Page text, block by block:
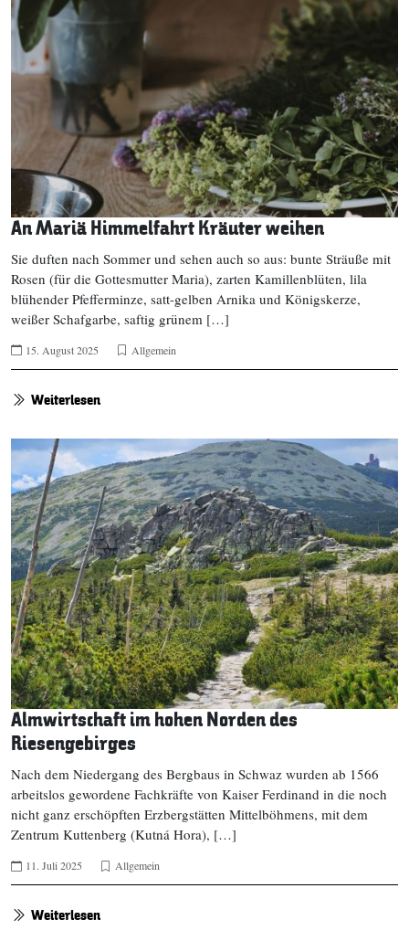
An Mariä Himmelfahrt Kräuter weihen
Sie duften nach Sommer und sehen auch so aus: bunte Sträuße mit
Rosen (für die Gottesmutter Maria), zarten Kamillenblüten, lila
blühender Pfefferminze, satt-gelben Arnika und Königskerze,
weißer Schafgarbe, saftig grünem […]
15. August 2025 Allgemein
Weiterlesen
Almwirtschaft im hohen Norden des
Riesengebirges
Nach dem Niedergang des Bergbaus in Schwaz wurden ab 1566
arbeitslos gewordene Fachkräfte von Kaiser Ferdinand in die noch
nicht ganz erschöpften Erzbergstätten Mittelböhmens, mit dem
Zentrum Kuttenberg (Kutná Hora), […]
11. Juli 2025 Allgemein
Weiterlesen